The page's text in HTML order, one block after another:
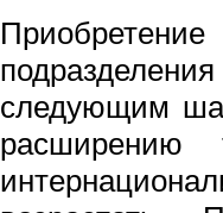
следующим
расширению